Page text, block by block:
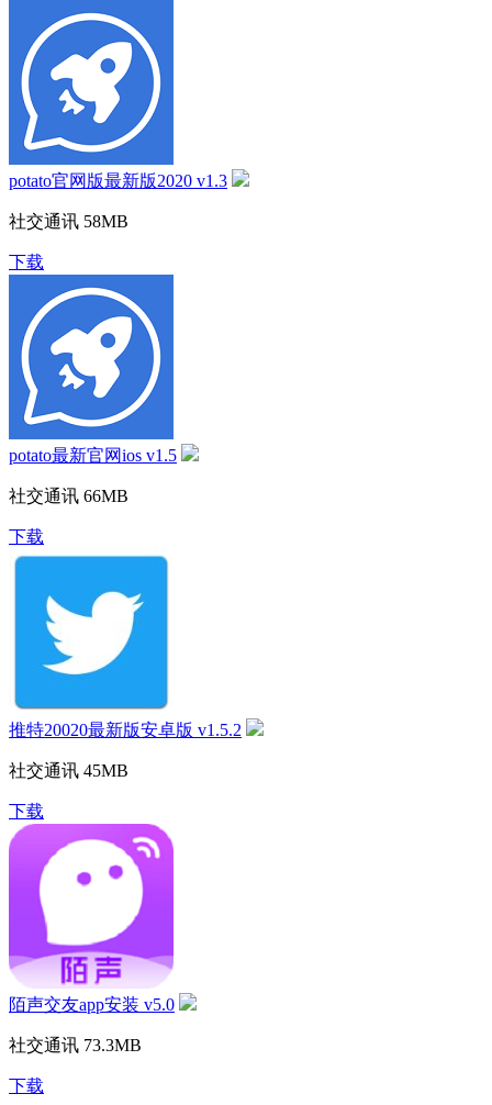
potato官网版最新版2020 v1.3
社交通讯 58MB
下载
potato最新官网ios v1.5
社交通讯 66MB
下载
推特20020最新版安卓版 v1.5.2
社交通讯 45MB
下载
陌声交友app安装 v5.0
社交通讯 73.3MB
下载